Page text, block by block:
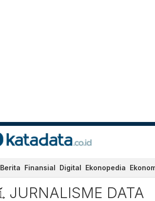
Berita Finansial Digital Ekonopedia
JURNALISME DATA